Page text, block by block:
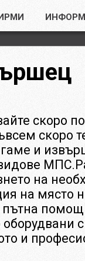
скоро
скоро
и
на
на място
пътна
и